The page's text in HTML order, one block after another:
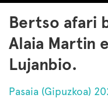
Bertso afari
Alaia Martin
Lujanbio.
Pasaia (Gipuzkoa)